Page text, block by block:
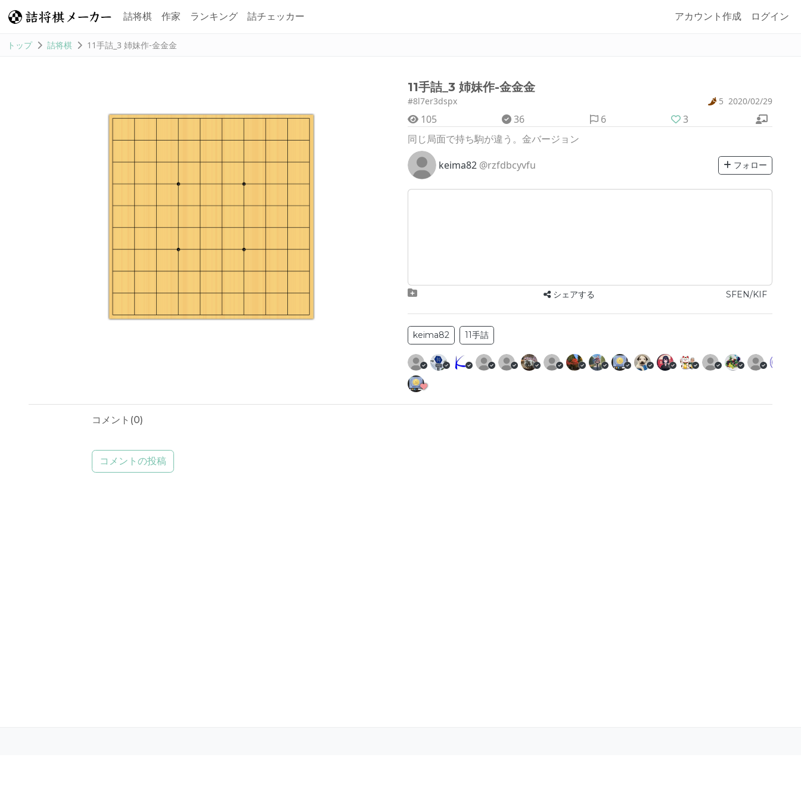
詰将棋 作家 ランキング 詰チェッカー アカウント作成 ログイン
トップ 詰将棋 11手詰_3 姉妹作-金金金
11手詰_3 姉妹作-金金金
#8l7er3dspx 5 2020/02/29
105 36 6
3
同じ局面で持ち駒が違う。金バージョン
keima82 @rzfdbcyvfu フォロー
シェアする SFEN/KIF
keima82 11手詰
コメント(0)
コメントの投稿